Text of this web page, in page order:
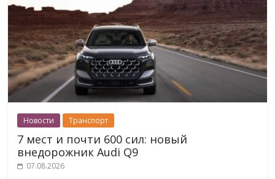
Новости Транспорт
7 мест и почти 600 сил: новый
внедорожник Audi Q9
07.08.2026